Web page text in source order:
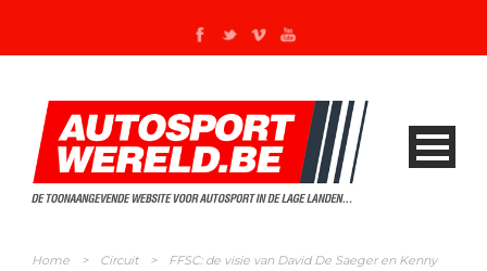
Home > Circuit >
FFSC: de visie van David De Saeger en Kenny